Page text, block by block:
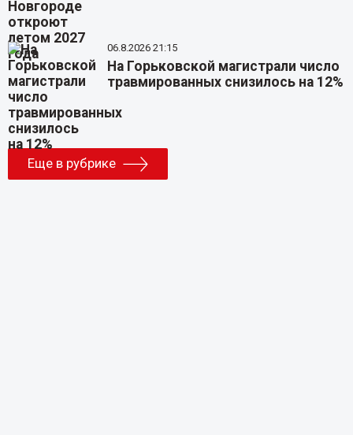
06.8.2026 21:15
На Горьковской магистрали число
травмированных снизилось на 12%
Еще в рубрике